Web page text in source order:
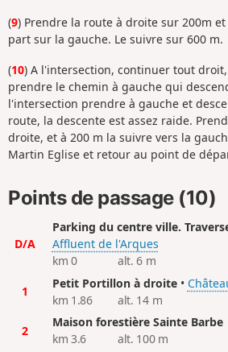
(9) Prendre la route à droite sur 200m
part sur la gauche. Le suivre sur 600 m.
(10) A l'intersection, continuer tout
prendre le chemin à gauche qui
l'intersection prendre à gauche et
route, la descente est assez raide.
droite, et à 200 m la suivre vers la
Martin Eglise et retour au point de
Points de passage (10)
D/A
Parking du centre ville.
Affluent de l'Arques
km 0
alt. 6 m
1
Petit Portillon à droite•
km 1.86
alt. 14 m
2
Maison forestière Sainte Barbe
km 3.6
alt. 100 m